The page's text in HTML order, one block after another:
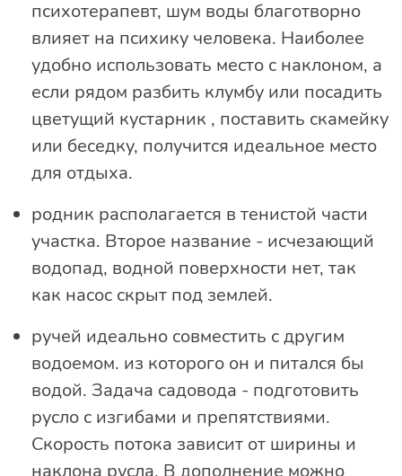
психотерапевт, шум воды благотворно
влияет на психику человека. Наиболее
удобно использовать место с наклоном, а
если рядом разбить клумбу или посадить
цветущий кустарник , поставить скамейку
или беседку, получится идеальное место
для отдыха.
родник располагается в тенистой части
участка. Второе название - исчезающий
водопад, водной поверхности нет, так
как насос скрыт под землей.
ручей идеально совместить с другим
водоемом. из которого он и питался бы
водой. Задача садовода - подготовить
русло с изгибами и препятствиями.
Скорость потока зависит от ширины и
наклона русла. В дополнение можно